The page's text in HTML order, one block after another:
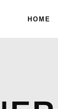
HOME